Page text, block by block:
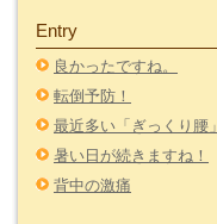
Entry
良かったですね。
転倒予防！
最近多い「ぎっくり腰」
暑い日が続きますね！
背中の激痛